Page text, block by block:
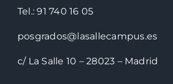
Tel.: 91 740 16 05
posgrados@lasallecampus.es
c/ La Salle 10 – 28023 – Madrid